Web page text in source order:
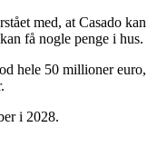
med, at Casado kan
få nogle penge i hus.
hele 50 millioner euro,
i 2028.